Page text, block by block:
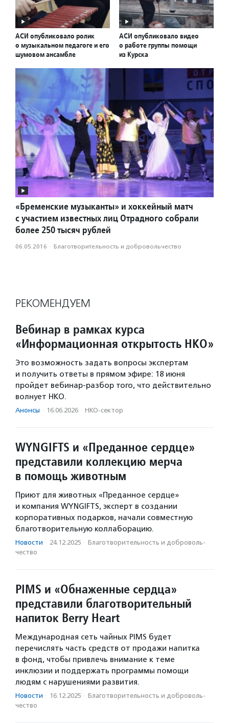
АСИ опубликовало ролик
о музыкальном педагоге и его
шумовом ансамбле
АСИ опубликовало видео
о работе группы помощи
из Курска
«Бременские музыканты» и хоккейный матч
с участием известных лиц Отрадного собрали
более 250 тысяч рублей
06.05.2016 · Благотвори­тель­ность и доброволь­чест­во
РЕКОМЕНДУЕМ
Вебинар в рамках курса
«Информационная открытость НКО»
Это возможность задать вопросы экспертам
и получить ответы в прямом эфире: 18 июня
пройдет вебинар-разбор того, что действительно
волнует НКО.
Анонсы · 16.06.2026 · НКО-сектор
WYNGIFTS и «Преданное сердце»
представили коллекцию мерча
в помощь животным
Приют для животных «Преданное сердце»
и компания WYNGIFTS, эксперт в создании
корпоративных подарков, начали совместную
благотворительную коллаборацию.
Новости · 24.12.2025 · Благотвори­тель­ность и доброволь­
чест­во
PIMS и «Обнаженные сердца»
представили благотворительный
напиток Berry Heart
Международная сеть чайных PIMS будет
перечислять часть средств от продажи напитка
в фонд, чтобы привлечь внимание к теме
инклюзии и поддержать программы помощи
людям с нарушениями развития.
Новости · 16.12.2025 · Благотвори­тель­ность и доброволь­
чест­во